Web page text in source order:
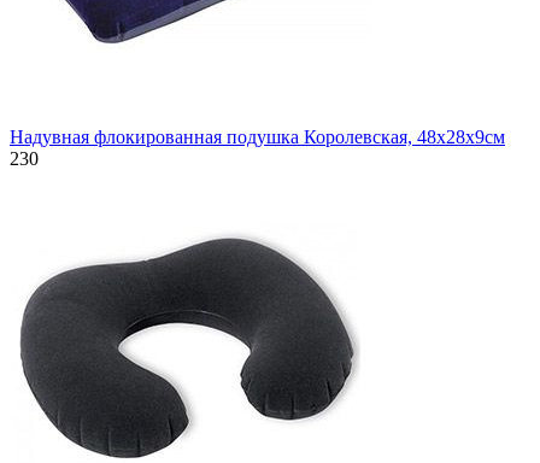
Надувная флокированная подушка Королевская, 48х28х9см
230